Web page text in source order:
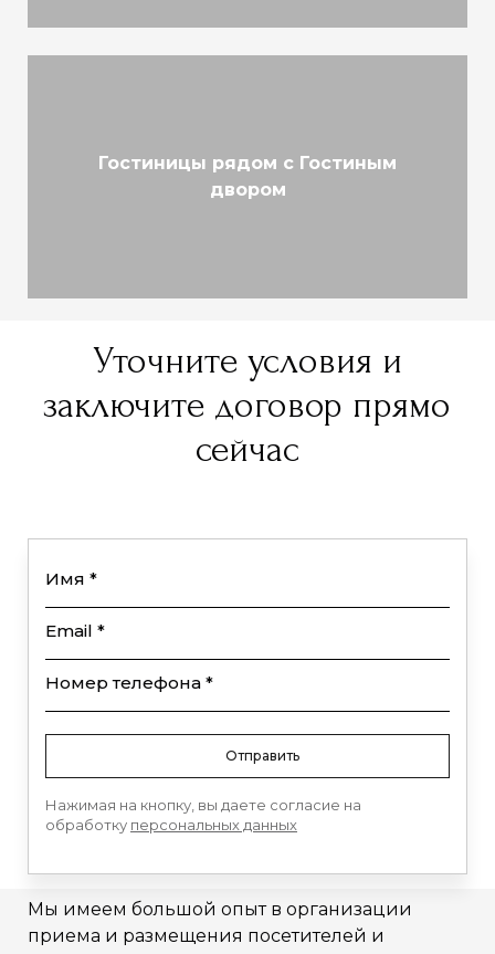
Гостиницы рядом с Гостиным
двором
Уточните условия и
заключите договор прямо
сейчас
Имя *
Email *
Номер телефона *
Отправить
Нажимая на кнопку, вы даете согласие на
обработку персональных данных
Мы имеем большой опыт в организации
приема и размещения посетителей и